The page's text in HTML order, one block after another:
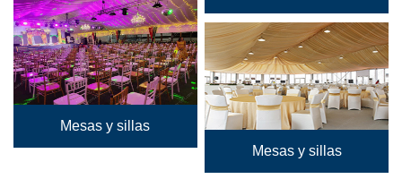
Mesas y sillas
Mesas y sillas